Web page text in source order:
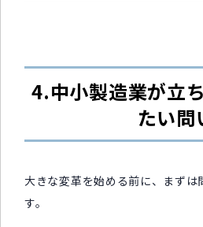
4.中小製造業が立
たい問
大きな変革を始める前に、まずは
す。